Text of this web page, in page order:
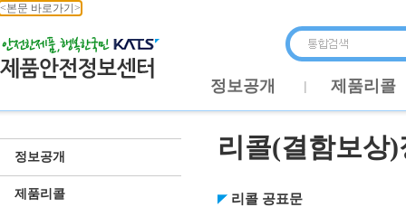
<본문 바로가기>
정보공개 제품리콜
정보공개
제품리콜
리콜(결함보상
리콜 공표문